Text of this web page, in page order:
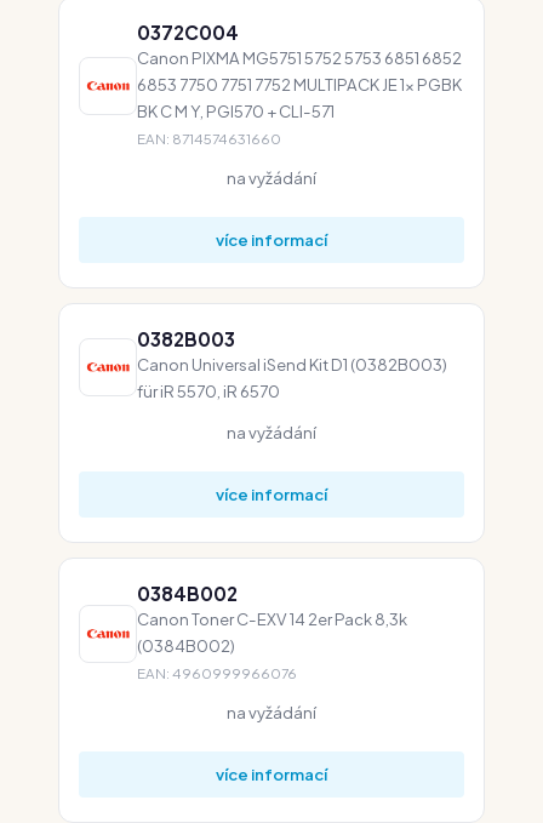
0372C004
Canon PIXMA MG5751 5752 5753 6851 6852
6853 7750 7751 7752 MULTIPACK JE 1x PGBK
BK C M Y, PGI570 + CLI-571
EAN: 8714574631660
na vyžádání
více informací
0382B003
Canon Universal iSend Kit D1 (0382B003)
für iR 5570, iR 6570
na vyžádání
více informací
0384B002
Canon Toner C-EXV 14 2er Pack 8,3k
(0384B002)
EAN: 4960999966076
na vyžádání
více informací